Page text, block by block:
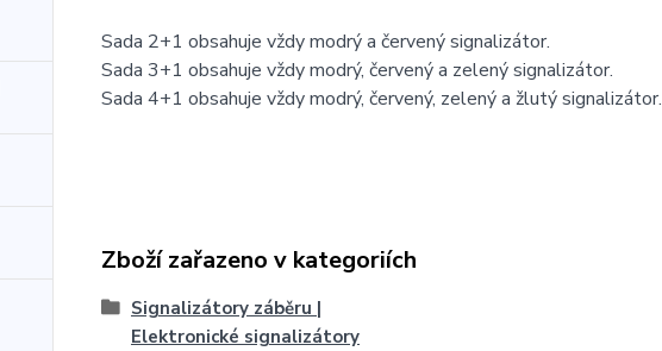
Sada 2+1 obsahuje vždy modrý a červený signalizátor.
Sada 3+1 obsahuje vždy modrý, červený a zelený signalizátor.
Sada 4+1 obsahuje vždy modrý, červený, zelený a žlutý signalizátor.
Zboží zařazeno v kategoriích
Signalizátory záběru |
Elektronické signalizátory